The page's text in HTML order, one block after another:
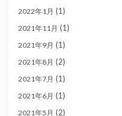
2022年1月 (1)
2021年11月 (1)
2021年9月 (1)
2021年8月 (2)
2021年7月 (1)
2021年6月 (1)
2021年5月 (2)